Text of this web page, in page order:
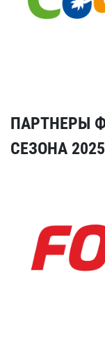
ПАРТНЕРЫ
СЕЗОНА